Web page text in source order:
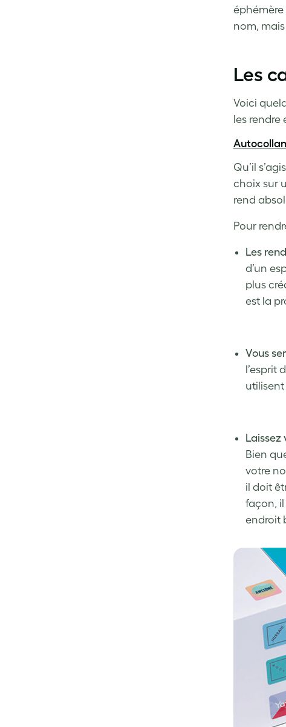
éphémère
nom,
Les
Voici
les
Qu’il
choix sur
rend
Pour
Les
d’un
plus
est la
Vous
l’esprit
utilisent
Bien
votre
il doit
façon,
endroit